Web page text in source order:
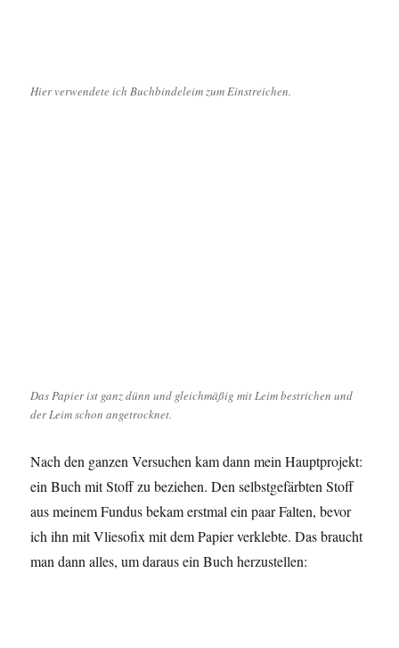
Hier verwendete ich Buchbindeleim zum Einstreichen.
Das Papier ist ganz dünn und gleichmäßig mit Leim bestrichen und
der Leim schon angetrocknet.
Nach den ganzen Versuchen kam dann mein Hauptprojekt:
ein Buch mit Stoff zu beziehen. Den selbstgefärbten Stoff
aus meinem Fundus bekam erstmal ein paar Falten, bevor
ich ihn mit Vliesofix mit dem Papier verklebte. Das braucht
man dann alles, um daraus ein Buch herzustellen: